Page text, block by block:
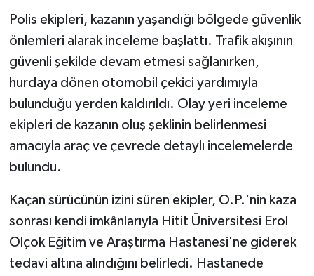
Polis ekipleri, kazanın yaşandığı bölgede güvenlik
önlemleri alarak inceleme başlattı. Trafik akışının
güvenli şekilde devam etmesi sağlanırken,
hurdaya dönen otomobil çekici yardımıyla
bulunduğu yerden kaldırıldı. Olay yeri inceleme
ekipleri de kazanın oluş şeklinin belirlenmesi
amacıyla araç ve çevrede detaylı incelemelerde
bulundu.
Kaçan sürücünün izini süren ekipler, O.P.'nin kaza
sonrası kendi imkânlarıyla Hitit Üniversitesi Erol
Olçok Eğitim ve Araştırma Hastanesi'ne giderek
tedavi altına alındığını belirledi. Hastanede